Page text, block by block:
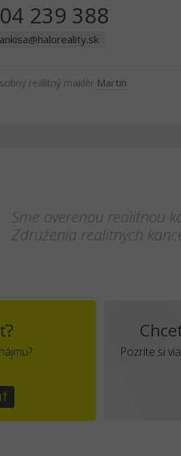
239 388
realitný maklér Martin
Sme overenou realitnou
Združenia realitných
Pozrite si